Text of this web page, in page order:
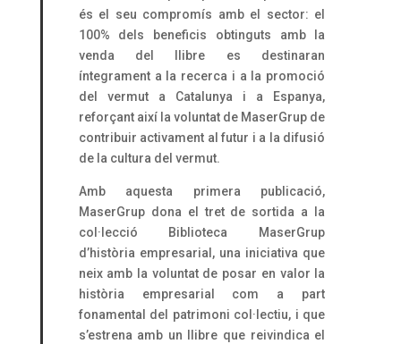
és el seu compromís amb el sector: el
100% dels beneficis obtinguts amb la
venda del llibre es destinaran
íntegrament a la recerca i a la promoció
del vermut a Catalunya i a Espanya,
reforçant així la voluntat de MaserGrup de
contribuir activament al futur i a la difusió
de la cultura del vermut.
Amb aquesta primera publicació,
MaserGrup dona el tret de sortida a la
col·lecció Biblioteca MaserGrup
d’història empresarial, una iniciativa que
neix amb la voluntat de posar en valor la
història empresarial com a part
fonamental del patrimoni col·lectiu, i que
s’estrena amb un llibre que reivindica el